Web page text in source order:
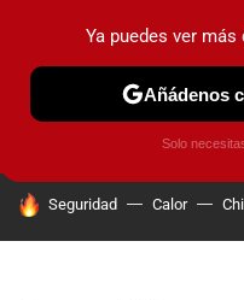
PRUEBAS COCHES
HOY SE HABLA DE
Seguridad Calor
Ya puedes ver
Añádenos
Solo